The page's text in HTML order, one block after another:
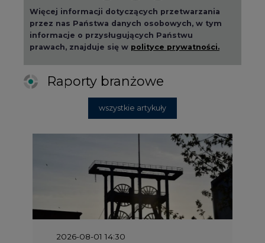
Więcej informacji dotyczących przetwarzania
przez nas Państwa danych osobowych, w tym
informacje o przysługujących Państwu
prawach, znajduje się w polityce prywatności.
Raporty branżowe
wszystkie artykuły
2026-08-01 14:30